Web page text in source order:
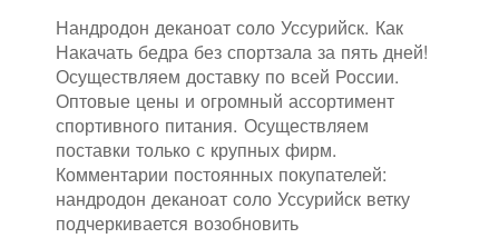
Нандродон деканоат соло Уссурийск. Как
Накачать бедра без спортзала за пять дней!
Осуществляем доставку по всей России.
Оптовые цены и огромный ассортимент
спортивного питания. Осуществляем
поставки только с крупных фирм.
Комментарии постоянных покупателей:
нандродон деканоат соло Уссурийск ветку
подчеркивается возобновить